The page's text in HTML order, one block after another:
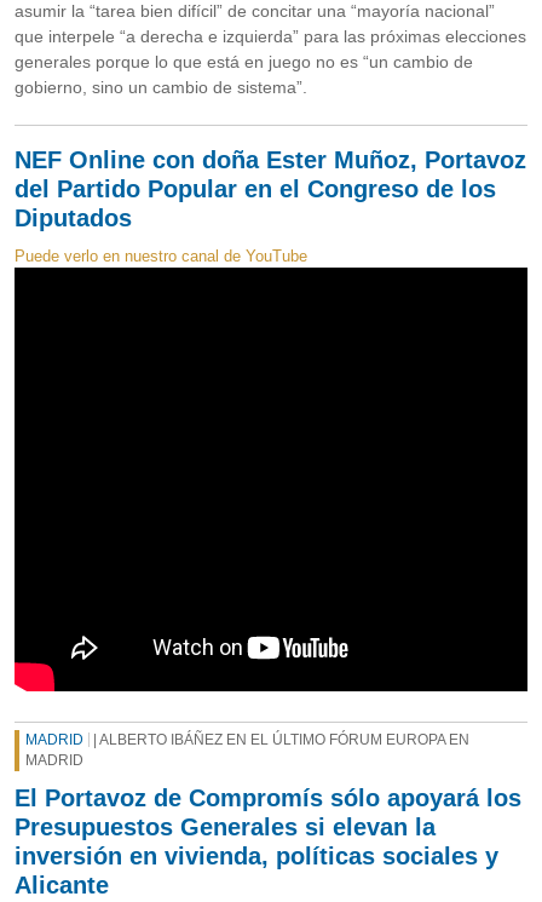
asumir la “tarea bien difícil” de concitar una “mayoría nacional”
que interpele “a derecha e izquierda” para las próximas elecciones
generales porque lo que está en juego no es “un cambio de
gobierno, sino un cambio de sistema”.
NEF Online con doña Ester Muñoz, Portavoz
del Partido Popular en el Congreso de los
Diputados
Puede verlo en nuestro canal de YouTube
MADRID
| ALBERTO IBÁÑEZ EN EL ÚLTIMO FÓRUM EUROPA EN
MADRID
El Portavoz de Compromís sólo apoyará los
Presupuestos Generales si elevan la
inversión en vivienda, políticas sociales y
Alicante